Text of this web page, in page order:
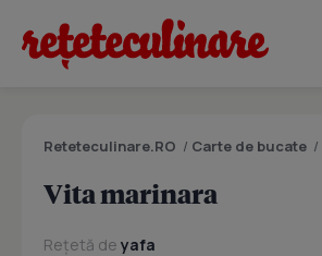
Reteteculinare.RO / Carte de bucate /
Vita marinara
Rețetă de yafa